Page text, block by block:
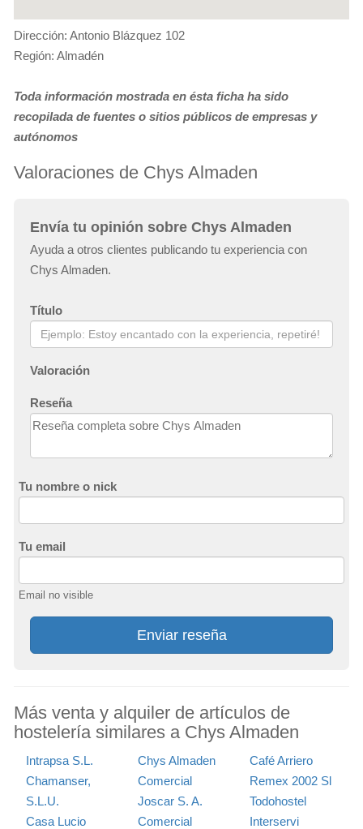
Dirección: Antonio Blázquez 102
Región: Almadén
Toda información mostrada en ésta ficha ha sido
recopilada de fuentes o sitios públicos de empresas y
autónomos
Valoraciones de Chys Almaden
Envía tu opinión sobre Chys Almaden
Ayuda a otros clientes publicando tu experiencia con
Chys Almaden.
Título
Valoración
Reseña
Tu nombre o nick
Tu email
Email no visible
Enviar reseña
Más venta y alquiler de artículos de
hostelería similares a Chys Almaden
Intrapsa S.L. Chys Almaden
Café Arriero
Chamanser,
S.L.U.
Comercial
Joscar S. A.
Remex 2002 Sl
Todohostel
Casa Lucio
Comercial
Interservi